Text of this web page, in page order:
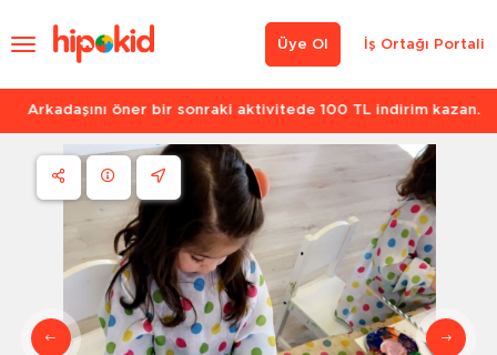
İş Ortağı Portali
Üye Ol
Arkadaşını öner bir sonraki aktivitede 100 TL indirim kazan.